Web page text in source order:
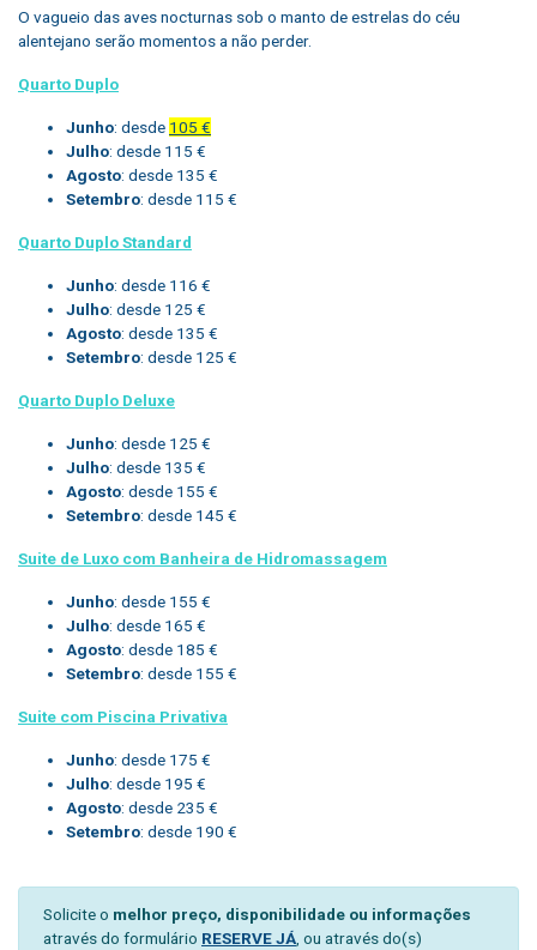
O vagueio das aves nocturnas sob o manto de estrelas do céu
alentejano serão momentos a não perder.
Quarto Duplo
Junho: desde 105 €
Julho: desde 115 €
Agosto: desde 135 €
Setembro: desde 115 €
Quarto Duplo Standard
Junho: desde 116 €
Julho: desde 125 €
Agosto: desde 135 €
Setembro: desde 125 €
Quarto Duplo Deluxe
Junho: desde 125 €
Julho: desde 135 €
Agosto: desde 155 €
Setembro: desde 145 €
Suite de Luxo com Banheira de Hidromassagem
Junho: desde 155 €
Julho: desde 165 €
Agosto: desde 185 €
Setembro: desde 155 €
Suite com Piscina Privativa
Junho: desde 175 €
Julho: desde 195 €
Agosto: desde 235 €
Setembro: desde 190 €
Solicite o melhor preço, disponibilidade ou informações
através do formulário RESERVE JÁ , ou através do(s)